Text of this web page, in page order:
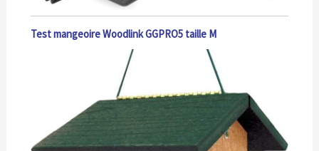
Test mangeoire Woodlink GGPRO5 taille M